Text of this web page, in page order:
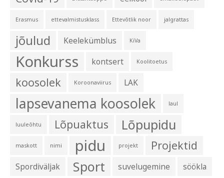
Erasmus ettevalmistusklass Ettevõtlik noor jalgrattas
jõulud Keelekümblus KiVa
Konkurss kontsert Koolitoetus
koosolek Koroonaviirus LAK
lapsevanema koosolek laul
luuleõhtu Lõpuaktus Lõpupidu
maskott nimi pidu projekt Projektid
Spordiväljak Sport suvelugemine
söökla